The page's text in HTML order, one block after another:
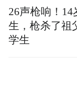
26声枪响！14
生，枪杀了祖
学生